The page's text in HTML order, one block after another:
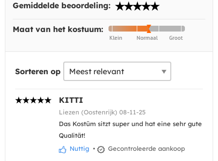
Gemiddelde beoordeling:
Maat van het kostuum:
Sorteren op
KITTI
Liezen (Oostenrijk) 08-11-25
Das Kostüm sitzt super und hat eine sehr gute
Qualität!
Nuttig • Gecontroleerde aankoop